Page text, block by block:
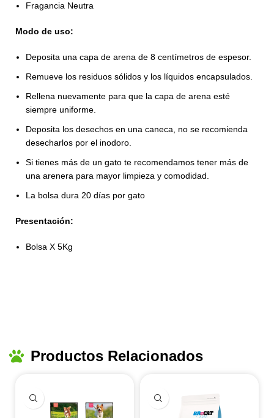
Fragancia Neutra
Modo de uso:
Deposita una capa de arena de 8 centímetros de espesor.
Remueve los residuos sólidos y los líquidos encapsulados.
Rellena nuevamente para que la capa de arena esté
siempre uniforme.
Deposita los desechos en una caneca, no se recomienda
desecharlos por el inodoro.
Si tienes más de un gato te recomendamos tener más de
una arenera para mayor limpieza y comodidad.
La bolsa dura 20 días por gato
Presentación:
Bolsa X 5Kg
Productos Relacionados